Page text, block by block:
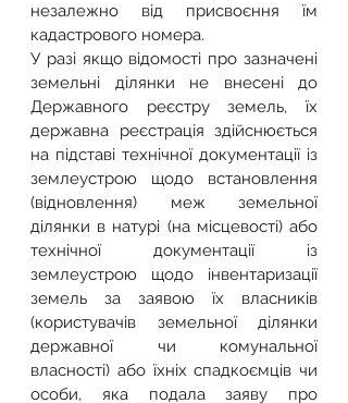
незалежно від присвоєння їм
кадастрового номера.
У разі якщо відомості про зазначені
земельні ділянки не внесені до
Державного реєстру земель, їх
державна реєстрація здійснюється
на підставі технічної документації із
землеустрою щодо встановлення
(відновлення) меж земельної
ділянки в натурі (на місцевості) або
технічної документації із
землеустрою щодо інвентаризації
земель за заявою їх власників
(користувачів земельної ділянки
державної чи комунальної
власності) або їхніх спадкоємців чи
особи, яка подала заяву про